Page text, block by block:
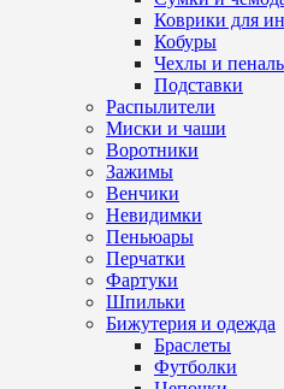
Коврики для
Кобуры
Чехлы и
Подставки
Распылители
Миски и чаши
Воротники
Зажимы
Венчики
Невидимки
Пеньюары
Перчатки
Фартуки
Шпильки
Бижутерия и одежда
Браслеты
Футболки